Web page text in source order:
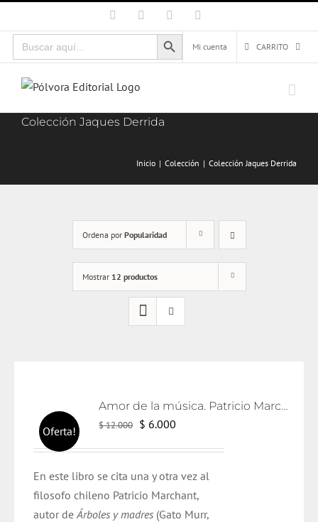
al
contenido
Facebook Instagram
Buscar:
Botón de búsqueda
Mi cuenta
CARRITO
Colección Jaques Derrida
Inicio Colección Colección Jaques Derrida
Ordena por Popularidad
Mostrar 12 productos
Oferta!
Amor de la música. Patricio Marchant.
$12.000 El
era:
$ 12.000.
$ 6.000
es:
$ 6.000.
En este libro se cita una y otra vez al
filosofo chileno Patricio Marchant,
autor deÁrboles y madres (Gato Murr,